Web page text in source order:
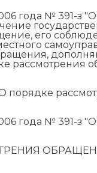
года № 391-з
его
рассмотрения
порядке
года № 391-з